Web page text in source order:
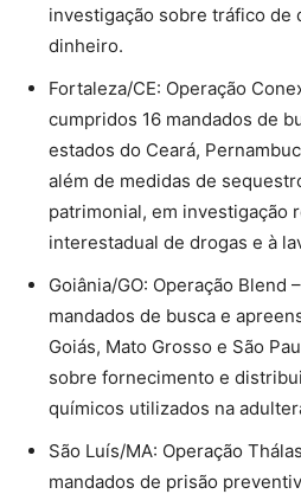
investigação sobre tráfico de
dinheiro.
Fortaleza/CE: Operação
cumpridos 16 mandados de
estados do Ceará,
além de medidas de
patrimonial, em investigação
interestadual de drogas e à
Goiânia/GO: Operação Blend
mandados de busca e
Goiás, Mato Grosso e São
sobre fornecimento e
químicos utilizados na
São Luís/MA: Operação
mandados de prisão